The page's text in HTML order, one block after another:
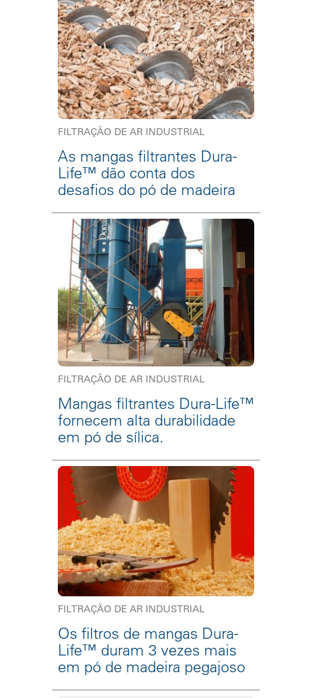
FILTRAÇÃO DE AR INDUSTRIAL
As mangas filtrantes Dura-
Life™ dão conta dos
desafios do pó de madeira
FILTRAÇÃO DE AR INDUSTRIAL
Mangas filtrantes Dura-Life™
fornecem alta durabilidade
em pó de sílica.
FILTRAÇÃO DE AR INDUSTRIAL
Os filtros de mangas Dura-
Life™ duram 3 vezes mais
em pó de madeira pegajoso